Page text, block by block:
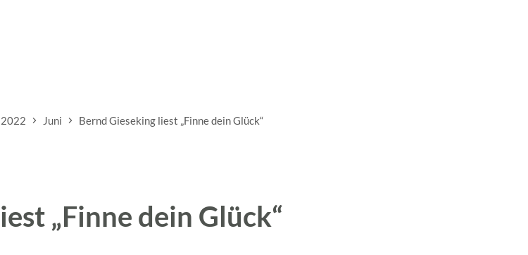
2022 Juni Bernd Gieseking liest „Finne dein Glück“
„Finne dein Glück“